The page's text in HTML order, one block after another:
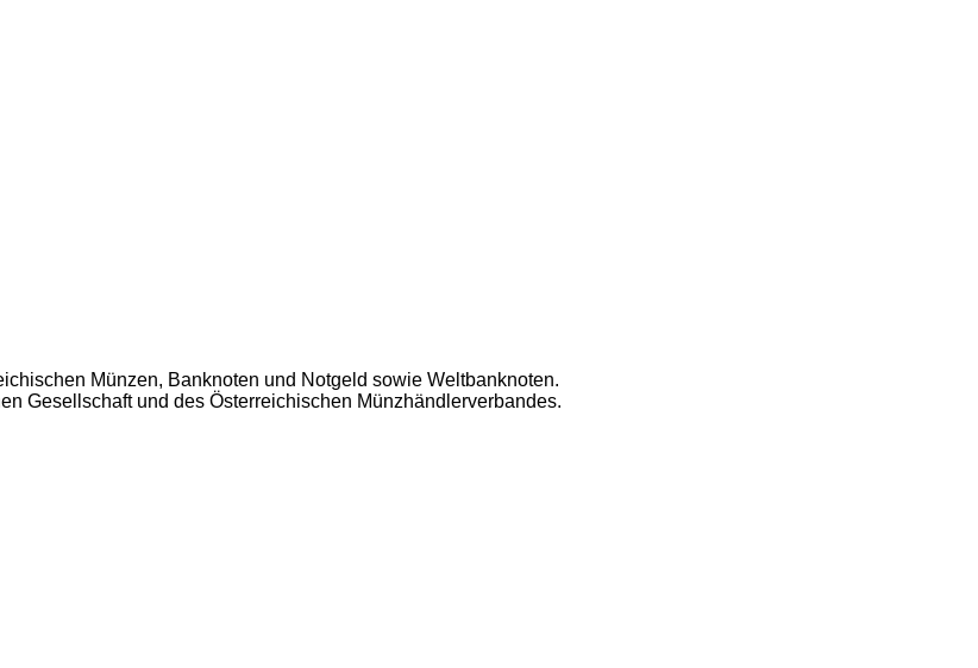
Münzen, Banknoten und Notgeld sowie Weltbanknoten.
Gesellschaft und des Österreichischen Münzhändlerverbandes.